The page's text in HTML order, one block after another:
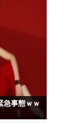
急事態ｗｗ